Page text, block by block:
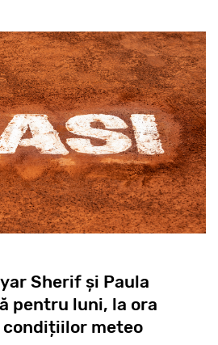
Sherif și Paula
pentru luni, la ora
condițiilor meteo